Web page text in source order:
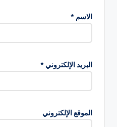
الاسم *
البريد الإلكتروني *
الموقع الإلكتروني